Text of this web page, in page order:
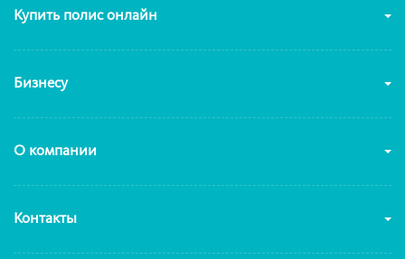
Купить полис онлайн
Бизнесу
О компании
Контакты